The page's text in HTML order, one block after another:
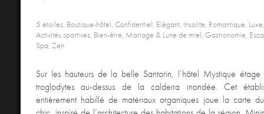
5 étoiles, Boutique-hôtel, Confidentiel, Elégant, Insolite, Romantique,
Activités sportives, Bien-être, Mariage & Lune de miel, Gastronomie,
Spa, Zen
Sur les hauteurs de la belle Santorin, l’hôtel Mystique
troglodytes au-dessus de la caldeira inondée. Cet
entièrement habillé de matériaux organiques joue la carte